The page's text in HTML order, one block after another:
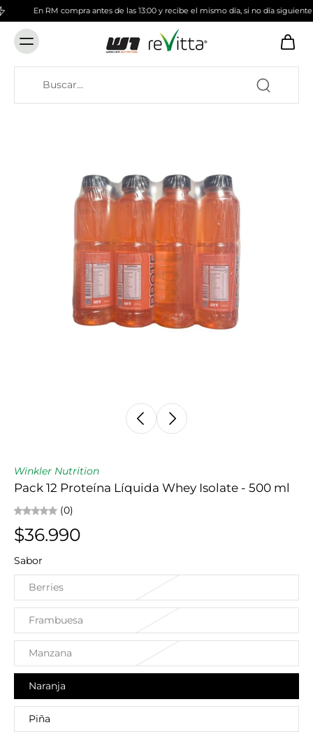
En RM compra antes de las 13:00 y recibe el mismo día, si no día siguiente
Winkler Nutrition
Pack 12 Proteína Líquida Whey Isolate - 500 ml
(0)
$36.990
Sabor
Berries
Frambuesa
Manzana
Naranja
Piña